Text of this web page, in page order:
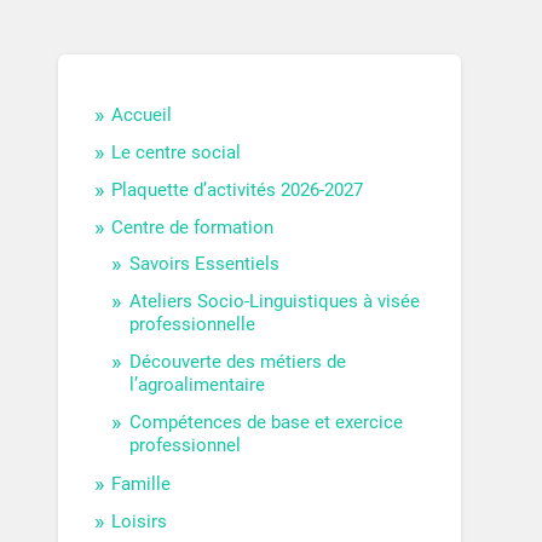
Accueil
Le centre social
Plaquette d’activités 2026-2027
Centre de formation
Savoirs Essentiels
Ateliers Socio-Linguistiques à visée
professionnelle
Découverte des métiers de
l’agroalimentaire
Compétences de base et exercice
professionnel
Famille
Loisirs